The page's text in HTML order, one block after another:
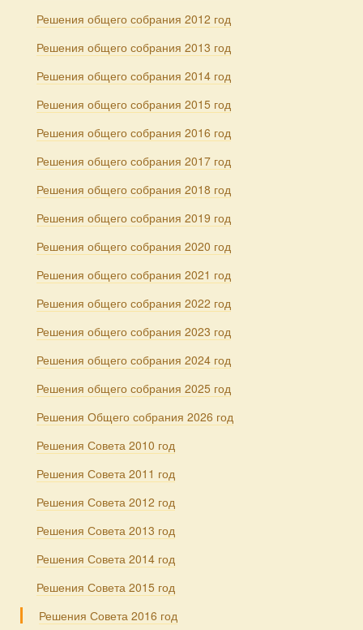
Решения общего собрания 2012 год
Решения общего собрания 2013 год
Решения общего собрания 2014 год
Решения общего собрания 2015 год
Решения общего собрания 2016 год
Решения общего собрания 2017 год
Решения общего собрания 2018 год
Решения общего собрания 2019 год
Решения общего собрания 2020 год
Решения общего собрания 2021 год
Решения общего собрания 2022 год
Решения общего собрания 2023 год
Решения общего собрания 2024 год
Решения общего собрания 2025 год
Решения Общего собрания 2026 год
Решения Совета 2010 год
Решения Совета 2011 год
Решения Совета 2012 год
Решения Совета 2013 год
Решения Совета 2014 год
Решения Совета 2015 год
Решения Совета 2016 год